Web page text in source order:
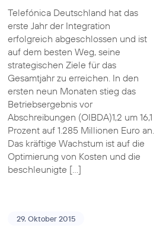
Telefónica Deutschland hat das
erste Jahr der Integration
erfolgreich abgeschlossen und ist
auf dem besten Weg, seine
strategischen Ziele für das
Gesamtjahr zu erreichen. In den
ersten neun Monaten stieg das
Betriebsergebnis vor
Abschreibungen (OIBDA)1,2 um 16,1
Prozent auf 1.285 Millionen Euro an.
Das kräftige Wachstum ist auf die
Optimierung von Kosten und die
beschleunigte […]
29. Oktober 2015